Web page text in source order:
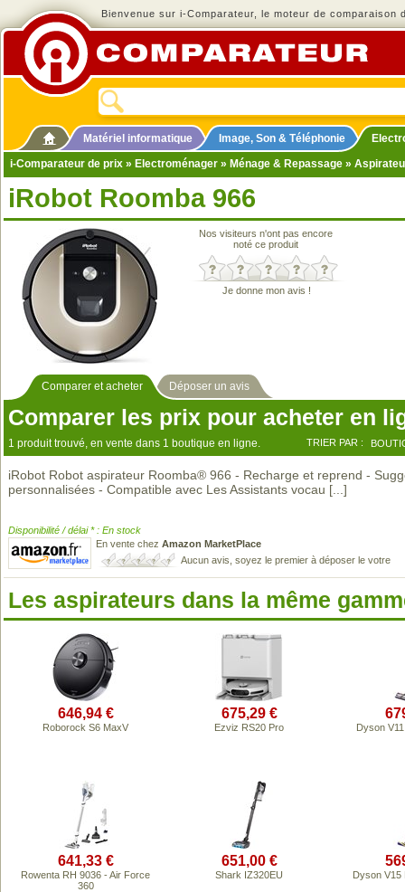
Bienvenue sur i-Comparateur, le moteur de comparaison
Matériel informatique Image, Son & Téléphonie
i-Comparateur de prix » Electroménager » Ménage & Repassage »
iRobot Roomba 966
Nos visiteurs n'ont pas encore
noté ce produit
Je donne mon avis !
Comparer et acheter Déposer un avis
Comparer les prix pour acheter en
1 produit trouvé, en vente dans 1 boutique en ligne. TRIER PAR :
iRobot Robot aspirateur Roomba® 966 - Recharge et reprend -
personnalisées - Compatible avec Les Assistants vocau [...]
Disponibilité / délai * : En stock
En vente chez Amazon MarketPlace
Aucun avis, soyez le premier à déposer le votre
Les aspirateurs dans la même
646,94 €
Roborock S6 MaxV
675,29 €
Ezviz RS20 Pro Dyson
641,33 €
Rowenta RH 9036 - Air Force
360
651,00 €
Shark IZ320EU Dyson V15